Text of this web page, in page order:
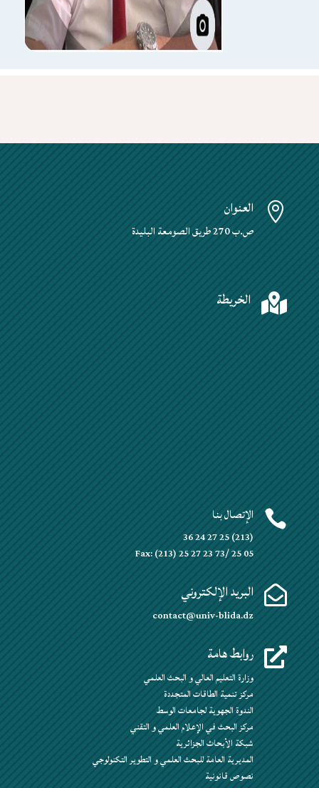
 العنوان
ص.ب 270 طريق الصومعة البليدة
 الخريطة
 الإتصال بنا
(213) 25 27 24 36
Fax: (213) 25 27 23 73/ 25 05
 البريد الإلكتروني
contact@univ-blida.dz
 روابط هامة
وزارة التعليم العالي و البحث العلمي
مركز تنمية الطاقات المتجددة
الندوة الجهوية لجامعات الوسط
مركز البحث في الإعلام العلمي و التقني
شبكة الأبحاث الجزائرية
المديرية العامة للبحث العلمي و التطوير التكنولوجي
نصوص قانونية